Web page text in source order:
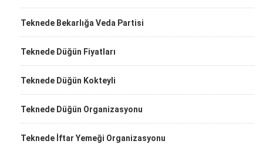
Teknede Bekarlığa Veda Partisi
Teknede Düğün Fiyatları
Teknede Düğün Kokteyli
Teknede Düğün Organizasyonu
Teknede İftar Yemeği Organizasyonu